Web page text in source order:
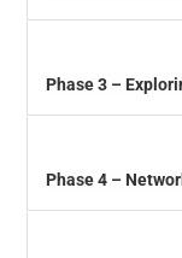
Phase 3 –
Phase 4 –